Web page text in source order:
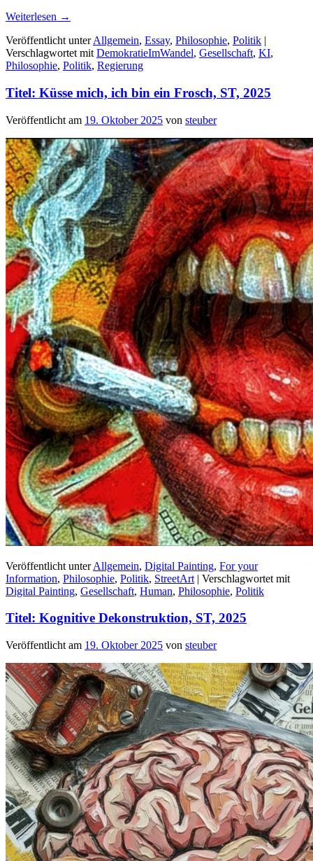
Weiterlesen →
Veröffentlicht unter Allgemein, Essay, Philosophie, Politik |
Verschlagwortet mit DemokratieImWandel, Gesellschaft, KI,
Philosophie, Politik, Regierung
Titel: Küsse mich, ich bin ein Frosch, ST, 2025
Veröffentlicht am 19. Oktober 2025 von steuber
Veröffentlicht unter Allgemein, Digital Painting, For your
Information, Philosophie, Politik, StreetArt | Verschlagwortet mit
Digital Painting, Gesellschaft, Human, Philosophie, Politik
Titel: Kognitive Dekonstruktion, ST, 2025
Veröffentlicht am 19. Oktober 2025 von steuber